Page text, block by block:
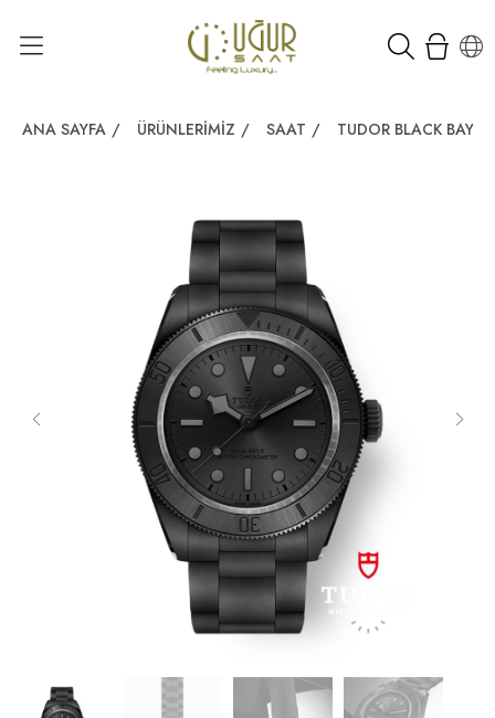
ANA SAYFA / ÜRÜNLERIMIZ / SAAT / TUDOR BLACK BAY